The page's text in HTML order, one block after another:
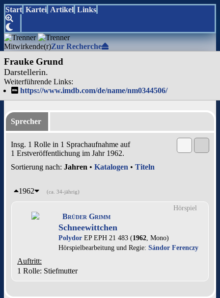
Start Kartei Artikel Links
Mitwirkende(r)Zur Recherche
Frauke Grund
Darstellerin.
Weiterführende Links:
https://www.imdb.com/de/name/nm0344506/
Sprecher
Insg. 1 Rolle in 1 Sprachaufnahme auf
1 Erstveröffentlichung im Jahr 1962.
Sortierung nach: Jahren • Katalogen • Titeln
1962 (ca. 34-jährig)
Hörspiel
Brüder Grimm
Schneewittchen
Polydor EP EPH 21 483 (1962 , Mono)
Hörspielbearbeitung und Regie: Sándor Ferenczy
Auftritt:
1 Rolle: Stiefmutter